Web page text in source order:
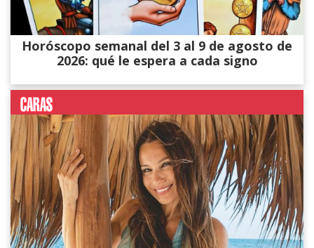
Horóscopo semanal del 3 al 9 de agosto de
2026: qué le espera a cada signo